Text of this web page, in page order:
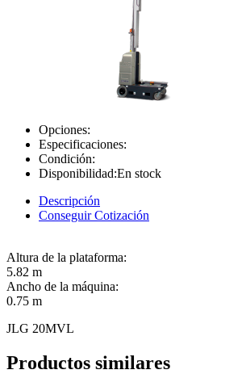
Opciones:
Especificaciones:
Condición:
Disponibilidad:En stock
Descripción
Conseguir Cotización
Altura de la plataforma:
5.82 m
Ancho de la máquina:
0.75 m
JLG 20MVL
Productos similares